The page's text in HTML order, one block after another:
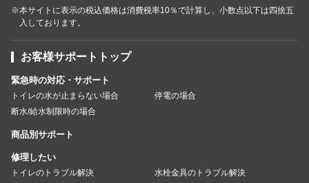
※本サイトに表示の税込価格は消費税率10％で計算し、小数点以下は四捨五
入しております。
お客様サポートトップ
緊急時の対応・サポート
トイレの水が止まらない場合
停電の場合
断水/給水制限時の場合
商品別サポート
修理したい
トイレのトラブル解決
水栓金具のトラブル解決